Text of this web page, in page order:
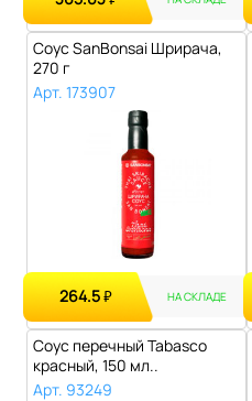
Соус SanBonsai Шрирача,
270 г
Арт. 173907
264.5₽ НА СКЛАДЕ
Соус перечный Tabasco
красный, 150 мл..
Арт. 93249